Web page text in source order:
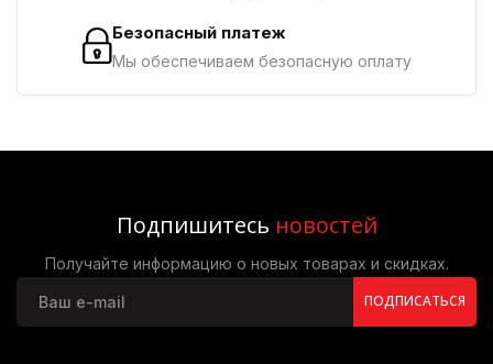
Безопасный платеж
Мы обеспечиваем безопасную оплату
Подпишитесь новостей
Получайте информацию о новых товарах и скидках.
ПОДПИСАТЬСЯ